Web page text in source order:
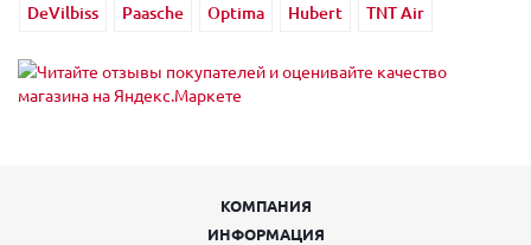
DeVilbiss
Paasche Optima Hubert TNT Air
КОМПАНИЯ
ИНФОРМАЦИЯ